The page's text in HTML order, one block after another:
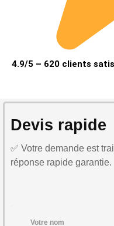
4.9/5 – 620 clients
Devis rapide
✅ Votre demande est
réponse rapide garantie.
Votre nom